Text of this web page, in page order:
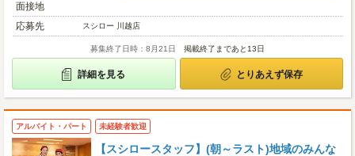
面接地
応募先
スシロー 川越店
募集終了日時：8月21日 掲載終了まであと13日
詳細を見る とりあえず保存
アルバイト・パート 未経験者歓迎
【スシロースタッフ】(朝～ラスト)地域のみんな